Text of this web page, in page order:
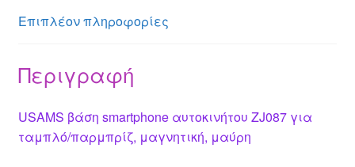
er p
Επιπλέον πληροφορίες
Περιγραφή
USAMS βάση smartphone αυτοκινήτου ZJ087 για
ταμπλό/παρμπρίζ, μαγνητική, μαύρη